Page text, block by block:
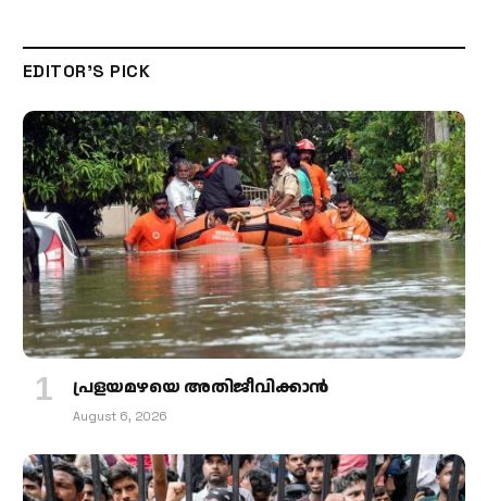
EDITOR'S PICK
പ്രളയമഴയെ അതിജീവിക്കാന്‍
August 6, 2026